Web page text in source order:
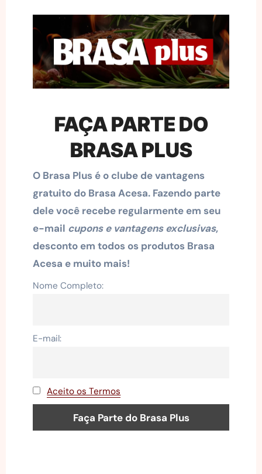
FAÇA PARTE DO
BRASA PLUS
O Brasa Plus é o clube de vantagens
gratuito do Brasa Acesa. Fazendo parte
dele você recebe regularmente em seu
e-mail cupons e vantagens exclusivas,
desconto em todos os produtos Brasa
Acesa e muito mais!
Nome Completo:
E-mail:
Aceito os Termos